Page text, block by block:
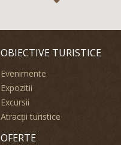
OBIECTIVE TURISTICE
Evenimente
Expozitii
Excursii
Atracții turistice
OFERTE